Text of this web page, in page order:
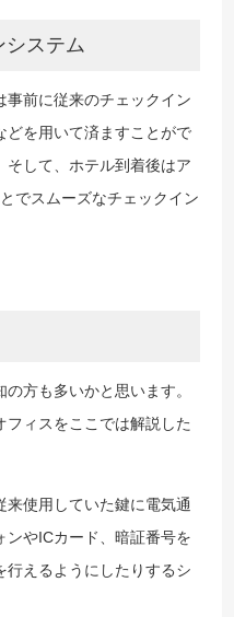
システム
事前に従来のチェックイン
どを用いて済ますことがで
そして、ホテル到着後はア
でスムーズなチェックイン
方も多いかと思います。
ィスをここでは解説した
来使用していた鍵に電気通
ンやICカード、暗証番号を
行えるようにしたりするシ